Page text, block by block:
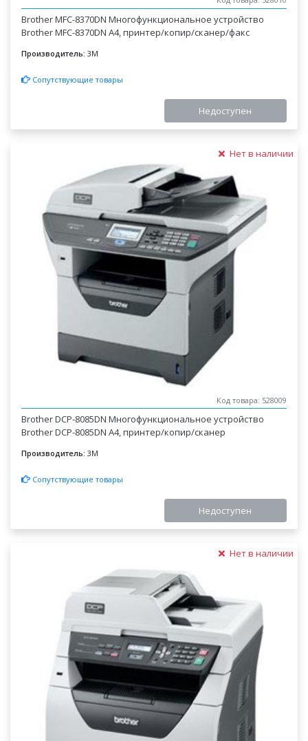
Brother MFC-8370DN Многофункциональное устройство
Brother MFC-8370DN A4, принтер/копир/сканер/факс
Производитель: 3M
Сопутствующие товары
Недоступен
Нет в наличии
Код товара: 528009
Brother DCP-8085DN Многофункциональное устройство
Brother DCP-8085DN A4, принтер/копир/сканер
Производитель: 3M
Сопутствующие товары
Недоступен
Нет в наличии